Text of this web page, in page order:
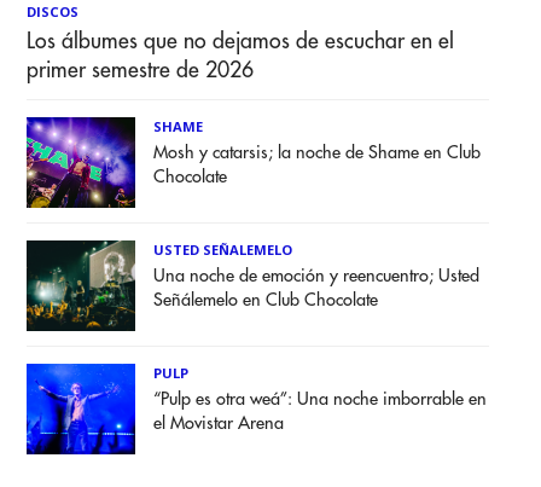
DISCOS
Los álbumes que no dejamos de escuchar en el
primer semestre de 2026
SHAME
Mosh y catarsis; la noche de Shame en Club
Chocolate
USTED SEÑALEMELO
Una noche de emoción y reencuentro; Usted
Señálemelo en Club Chocolate
PULP
“Pulp es otra weá”: Una noche imborrable en
el Movistar Arena